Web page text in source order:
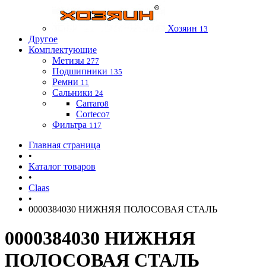
Хозяин 13
Другое
Комплектующие
Метизы 277
Подшипники 135
Ремни 11
Сальники 24
Carraro8
Corteco7
Фильтра 117
Главная страница
•
Каталог товаров
•
Claas
•
0000384030 НИЖНЯЯ ПОЛОСОВАЯ СТАЛЬ
0000384030 НИЖНЯЯ
ПОЛОСОВАЯ СТАЛЬ